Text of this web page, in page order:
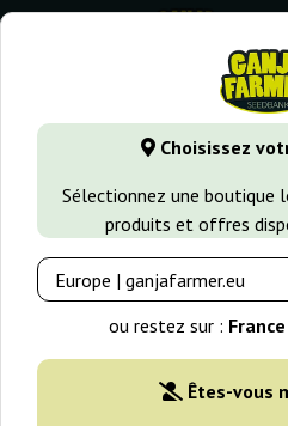
Choisissez
Sélectionnez une boutique
produits et offres
ou restez sur :
Êtes-vous
GanjaFarmer.fr Variétés de
-25%
+gratisie